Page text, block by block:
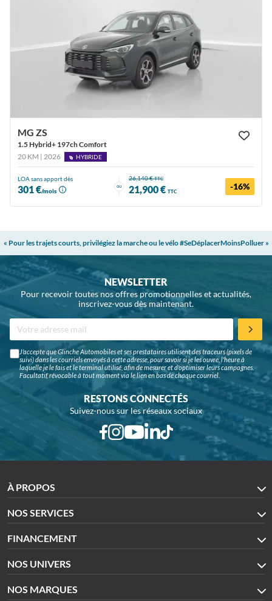
MG ZS
1.5 Hybrid+ 197ch Comfort
20 KM | 2026
HYBRIDE
LOA sans apport dès
301 €/mois
ou
26,140 €TTC
21,900 € TTC -16%
« Pour les trajets courts, privilégiez la marche ou le vélo #SeDéplacerMoinsPolluer »
NEWSLETTER
Pour recevoir toutes nos offres promotionnelles et actualités,
inscrivez-vous dès maintenant.
J'accepte que Glinche Automobiles et ses prestataires utilisent des traceurs (pixels de
suivi) dans les courriels envoyés à cette adresse, pour savoir si je les ouvre, l'heure à
laquelle je le fais et le terminal utilisé, afin de mesurer et d'optimiser leurs campagnes.
Facultatif, révocable à tout moment via le lien en bas de chaque courriel.
RESTONS CONNECTÉS
Suivez-nous sur les réseaux sociaux
À PROPOS
NOS SERVICES
FINANCEMENT
NOS UNIVERS
NOS MARQUES